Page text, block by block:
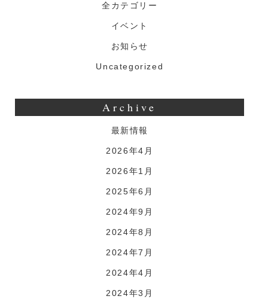
全カテゴリー
イベント
お知らせ
Uncategorized
Archive
最新情報
2026年4月
2026年1月
2025年6月
2024年9月
2024年8月
2024年7月
2024年4月
2024年3月